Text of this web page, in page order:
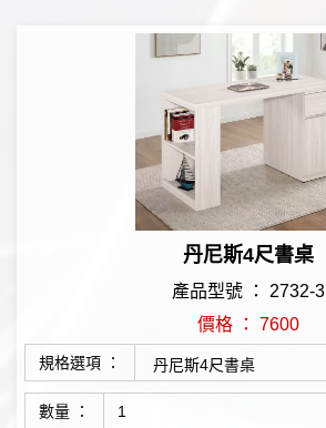
丹尼斯4尺書桌
產品型號 ： 2732-3
價格 ： 7600
規格選項 ：
數量 ：